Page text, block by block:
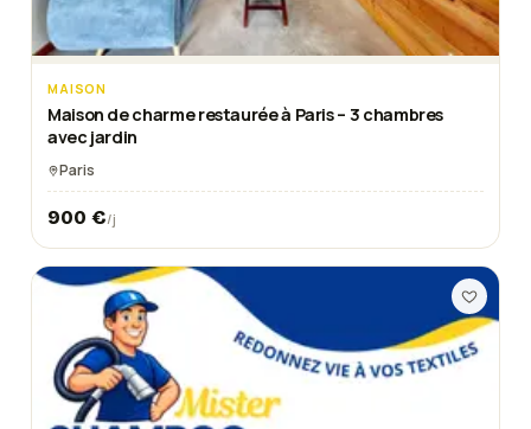
MAISON
Maison de charme restaurée à Paris – 3 chambres
avec jardin
Paris
900 €/j